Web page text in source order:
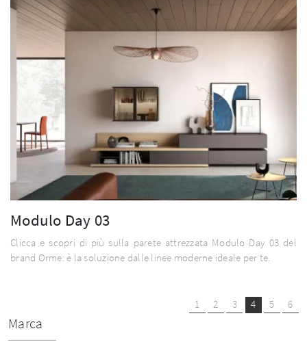
Modulo Day 03
Clicca e scopri di più sulla parete attrezzata Modulo Day 03 del
brand Orme: è la soluzione dalle linee moderne ideale per te.
1 2 3 4 5 6
Marca